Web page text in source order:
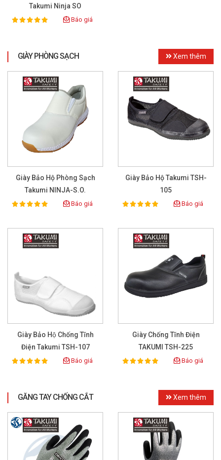
Takumi Ninja SO
Rating:
100% Báo giá
GIÀY PHÒNG SẠCH Xem thêm
Giày Bảo Hộ Phòng Sạch
Takumi NINJA-S.O.
Rating:
100% Báo giá
Giày Bảo Hộ Takumi TSH-
105
Rating:
100% Báo giá
Giày Bảo Hộ Chống Tĩnh
Điện Takumi TSH-107
Rating:
100% Báo giá
Giày Chống Tĩnh Điện
TAKUMI TSH-225
Rating:
100% Báo giá
GĂNG TAY CHỐNG CẮT Xem thêm